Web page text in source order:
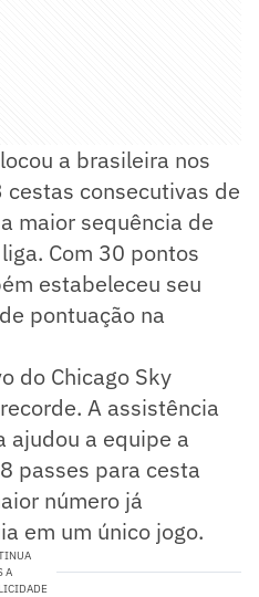
a brasileira nos
cestas consecutivas de
maior sequência de
Com 30 pontos
estabeleceu seu
pontuação na
do Chicago Sky
A assistência
ajudou a equipe a
passes para cesta
número já
em um único jogo.
A